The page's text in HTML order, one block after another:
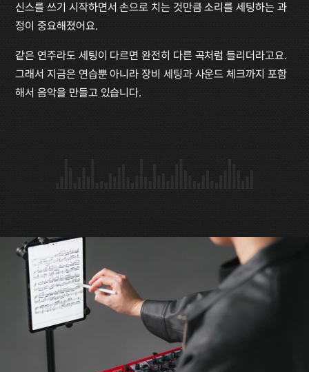
신스를 쓰기 시작하면서 손으로 치는 것만큼 소리를 세팅하는 과
정이 중요해졌어요.
같은 연주라도 세팅이 다르면 완전히 다른 곡처럼 들리더라고요.
그래서 지금은 연습뿐 아니라 장비 세팅과 사운드 체크까지 포함
해서 음악을 만들고 있습니다.